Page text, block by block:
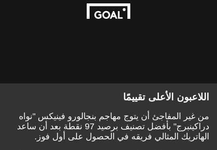
اللاعبون الأعلى تقييمًا
من غير المفاجئ أن يتوج مهاجم بنجالورو فينيكس "نواه
دراكينبرج" بأفضل تصنيف برصيد 97 نقطة بعد أن ساعد
الهاتريك المثالي فريقه في الحصول على أول فوز.